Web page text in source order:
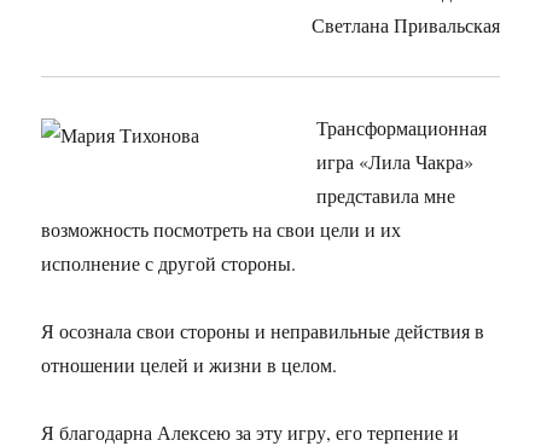
Светлана Привальская
Трансформационная
игра «Лила Чакра»
представила мне
возможность посмотреть на свои цели и их
исполнение с другой стороны.
Я осознала свои стороны и неправильные действия в
отношении целей и жизни в целом.
Я благодарна Алексею за эту игру, его терпение и